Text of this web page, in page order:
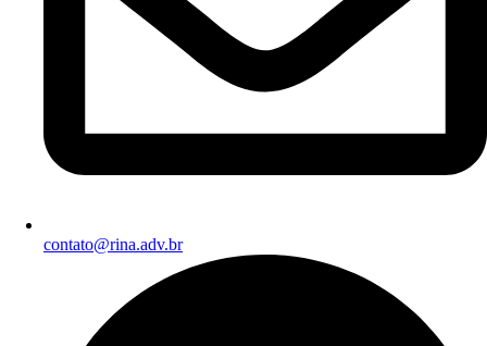
contato@rina.adv.br